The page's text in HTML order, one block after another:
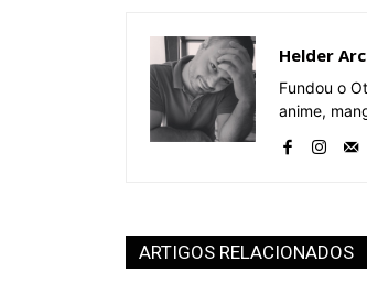
Helder
Fundou o
anime,
ARTIGOS RELACIONADOS